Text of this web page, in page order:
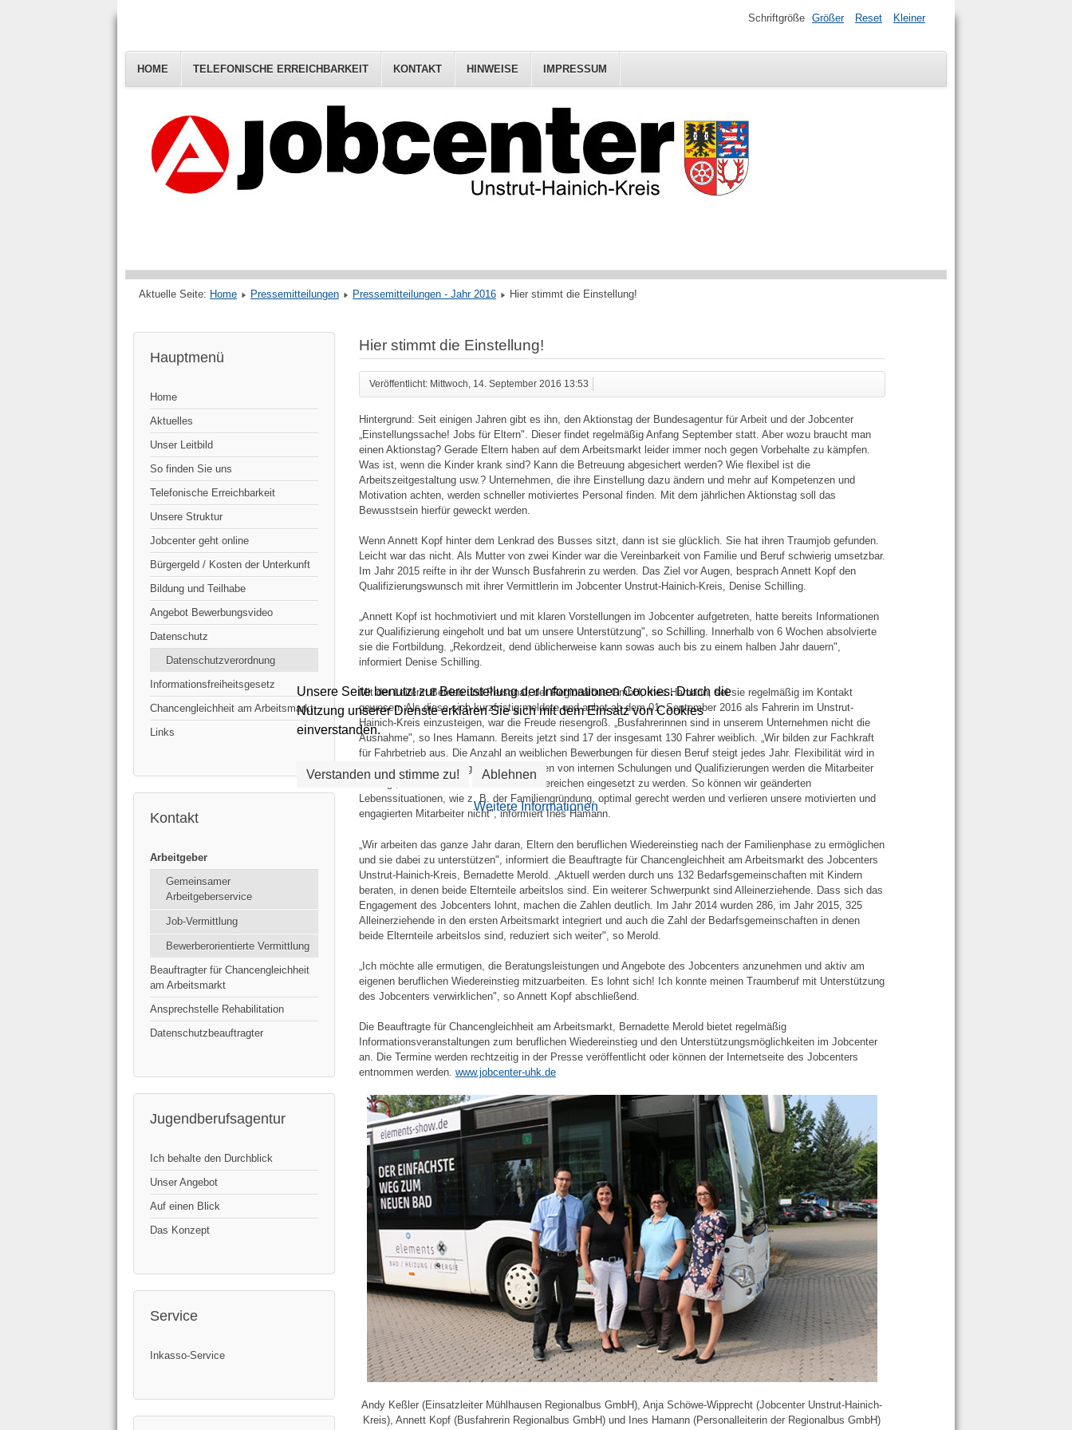
HOME TELEFONISCHE ERREICHBARKEIT KONTAKT HINWEISE IMPRESSUM
Schriftgröße Größer Reset Kleiner
Aktuelle Seite: Home Pressemitteilungen Pressemitteilungen - Jahr 2016 Hier stimmt die Einstellung!
Hauptmenü
Home
Aktuelles
Unser Leitbild
So finden Sie uns
Telefonische Erreichbarkeit
Unsere Struktur
Jobcenter geht online
Bürgergeld / Kosten der Unterkunft
Bildung und Teilhabe
Angebot Bewerbungsvideo
Datenschutz
Datenschutzverordnung
Informationsfreiheitsgesetz
Chancengleichheit am Arbeitsmarkt
Links
Kontakt
Arbeitgeber
Gemeinsamer
Arbeitgeberservice
Job-Vermittlung
Bewerberorientierte Vermittlung
Beauftragter für Chancengleichheit
am Arbeitsmarkt
Ansprechstelle Rehabilitation
Datenschutzbeauftragter
Jugendberufsagentur
Ich behalte den Durchblick
Unser Angebot
Auf einen Blick
Das Konzept
Service
Inkasso-Service
Hier stimmt die Einstellung!
Veröffentlicht: Mittwoch, 14. September 2016 13:53
Hintergrund: Seit einigen Jahren gibt es ihn, den Aktionstag der Bundesagentur für Arbeit und der Jobcenter
„Einstellungssache! Jobs für Eltern". Dieser findet regelmäßig Anfang September statt. Aber wozu braucht man
einen Aktionstag? Gerade Eltern haben auf dem Arbeitsmarkt leider immer noch gegen Vorbehalte zu kämpfen.
Was ist, wenn die Kinder krank sind? Kann die Betreuung abgesichert werden? Wie flexibel ist die
Arbeitszeitgestaltung usw.? Unternehmen, die ihre Einstellung dazu ändern und mehr auf Kompetenzen und
Motivation achten, werden schneller motiviertes Personal finden. Mit dem jährlichen Aktionstag soll das
Bewusstsein hierfür geweckt werden.
Wenn Annett Kopf hinter dem Lenkrad des Busses sitzt, dann ist sie glücklich. Sie hat ihren Traumjob gefunden.
Leicht war das nicht. Als Mutter von zwei Kinder war die Vereinbarkeit von Familie und Beruf schwierig umsetzbar.
Im Jahr 2015 reifte in ihr der Wunsch Busfahrerin zu werden. Das Ziel vor Augen, besprach Annett Kopf den
Qualifizierungswunsch mit ihrer Vermittlerin im Jobcenter Unstrut-Hainich-Kreis, Denise Schilling.
„Annett Kopf ist hochmotiviert und mit klaren Vorstellungen im Jobcenter aufgetreten, hatte bereits Informationen
zur Qualifizierung eingeholt und bat um unsere Unterstützung", so Schilling. Innerhalb von 6 Wochen absolvierte
sie die Fortbildung. „Rekordzeit, dend üblicherweise kann sowas auch bis zu einem halben Jahr dauern",
informiert Denise Schilling.
Mit der Leiterin Betrieb und Personal, der Regionalbus GmbH, Ines Hamann, sei sie regelmäßig im Kontakt
gewesen. Als diese sich kurzfristig meldete und anbot ab dem 01. September 2016 als Fahrerin im Unstrut-
Hainich-Kreis einzusteigen, war die Freude riesengroß. „Busfahrerinnen sind in unserem Unternehmen nicht die
Ausnahme", so Ines Hamann. Bereits jetzt sind 17 der insgesamt 130 Fahrer weiblich. „Wir bilden zur Fachkraft
für Fahrbetrieb aus. Die Anzahl an weiblichen Bewerbungen für diesen Beruf steigt jedes Jahr. Flexibilität wird in
unserem Unternehmen gelebt. Im Rahmen von internen Schulungen und Qualifizierungen werden die Mitarbeiter
befähigt, in verschieden Unternehmensbereichen eingesetzt zu werden. So können wir geänderten
Lebenssituationen, wie z. B. der Familiengründung, optimal gerecht werden und verlieren unsere motivierten und
engagierten Mitarbeiter nicht", informiert Ines Hamann.
„Wir arbeiten das ganze Jahr daran, Eltern den beruflichen Wiedereinstieg nach der Familienphase zu ermöglichen
und sie dabei zu unterstützen", informiert die Beauftragte für Chancengleichheit am Arbeitsmarkt des Jobcenters
Unstrut-Hainich-Kreis, Bernadette Merold. „Aktuell werden durch uns 132 Bedarfsgemeinschaften mit Kindern
beraten, in denen beide Elternteile arbeitslos sind. Ein weiterer Schwerpunkt sind Alleinerziehende. Dass sich das
Engagement des Jobcenters lohnt, machen die Zahlen deutlich. Im Jahr 2014 wurden 286, im Jahr 2015, 325
Alleinerziehende in den ersten Arbeitsmarkt integriert und auch die Zahl der Bedarfsgemeinschaften in denen
beide Elternteile arbeitslos sind, reduziert sich weiter", so Merold.
„Ich möchte alle ermutigen, die Beratungsleistungen und Angebote des Jobcenters anzunehmen und aktiv am
eigenen beruflichen Wiedereinstieg mitzuarbeiten. Es lohnt sich! Ich konnte meinen Traumberuf mit Unterstützung
des Jobcenters verwirklichen", so Annett Kopf abschließend.
Die Beauftragte für Chancengleichheit am Arbeitsmarkt, Bernadette Merold bietet regelmäßig
Informationsveranstaltungen zum beruflichen Wiedereinstieg und den Unterstützungsmöglichkeiten im Jobcenter
an. Die Termine werden rechtzeitig in der Presse veröffentlicht oder können der Internetseite des Jobcenters
entnommen werden. www.jobcenter-uhk.de
Andy Keßler (Einsatzleiter Mühlhausen Regionalbus GmbH), Anja Schöwe-Wipprecht (Jobcenter Unstrut-Hainich-
Kreis), Annett Kopf (Busfahrerin Regionalbus GmbH) und Ines Hamann (Personalleiterin der Regionalbus GmbH)
Unsere Seite benutzt zur Bereitstellung der Informationen Cookies. Durch die
Nutzung unserer Dienste erklären Sie sich mit dem Einsatz von Cookies
einverstanden.
Verstanden und stimme zu! Ablehnen
Weitere Informationen